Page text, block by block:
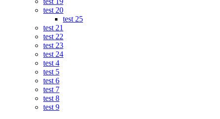
test 20
test 25
test 21
test 22
test 23
test 24
test 4
test 5
test 6
test 7
test 8
test 9